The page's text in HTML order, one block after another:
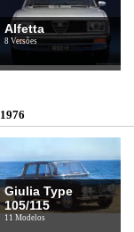
Alfetta
8 Versões
1976
Giulia Type
105/115
11 Modelos